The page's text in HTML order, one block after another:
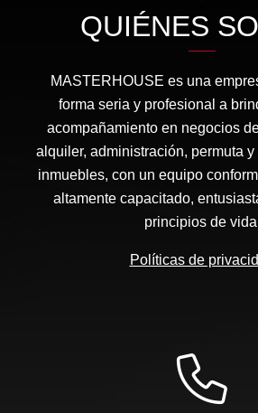
QUIÉNES
MASTERHOUSE es una
forma seria y profesional a
acompañamiento en negocios
alquiler, administración, permuta
inmuebles, con un equipo
altamente capacitado,
principios de
Políticas de